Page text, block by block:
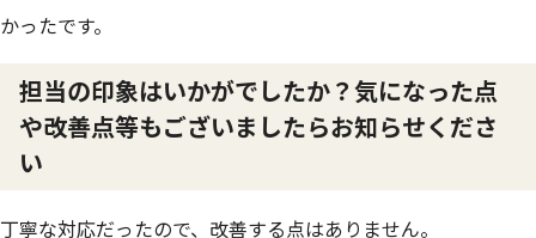
かったです。
担当の印象はいかがでしたか？気になった点
や改善点等もございましたらお知らせくださ
い
丁寧な対応だったので、改善する点はありません。